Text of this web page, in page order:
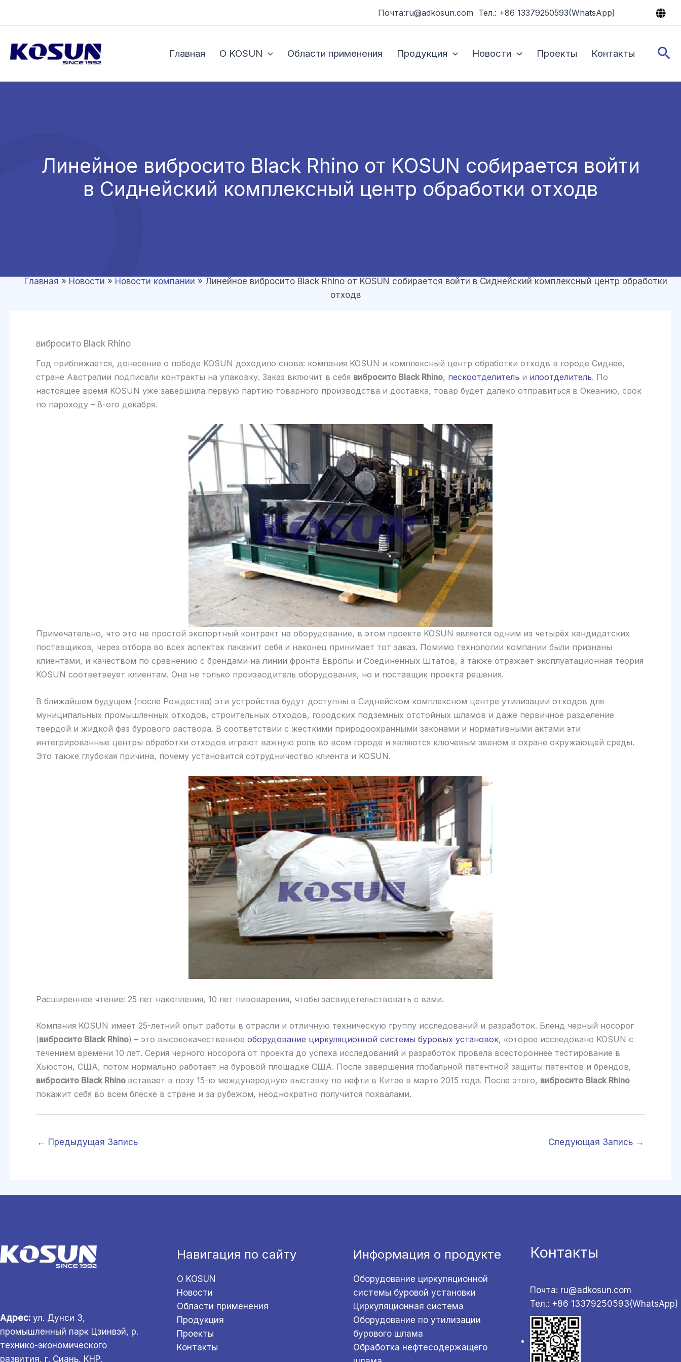
Почта:ru@adkosun.com Тел.: +86 13379250593(WhatsApp)
Главная О KOSUN Области применения Продукция Новости Проекты Контакты
Линейное вибросито Black Rhino от KOSUN собирается войти
в Сиднейский комплексный центр обработки отходв
Главная » Новости » Новости компании » Линейное вибросито Black Rhino от KOSUN собирается войти в Сиднейский комплексный центр обработки
отходв
вибросито Black Rhino
Год приближается, донесение о победе KOSUN доходило снова: компания KOSUN и комплексный центр обработки отходв в городе Сиднее,
стране Австралии подписали контракты на упаковку. Заказ включит в себя вибросито Black Rhino, пескоотделитель и илоотделитель. По
настоящее время KOSUN уже завершила первую партию товарного производства и доставка, товар будет далеко отправиться в Океанию, срок
по пароходу – 8-ого декабря.
Примечательно, что это не простой экспортный контракт на оборудование, в этом проекте KOSUN является одним из четырёх кандидатских
поставщиков, через отбора во всех аспектах пакажит себя и наконец принимает тот заказ. Помимо технологии компании были признаны
клиентами, и качеством по сравнению с брендами на линии фронта Европы и Соединенных Штатов, а также отражает эксплуатационная теория
KOSUN соответвеует клиентам. Она не только производитель оборудования, но и поставщик проекта решения.
В ближайшем будущем (после Рождества) эти устройства будут доступны в Сиднейском комплексном центре утилизации отходов для
муниципальных промышленных отходов, строительных отходов, городских подземных отстойных шламов и даже первичное разделение
твердой и жидкой фаз бурового раствора. В соответствии с жесткими природоохранными законами и нормативными актами эти
интегрированные центры обработки отходов играют важную роль во всем городе и являются ключевым звеном в охране окружающей среды.
Это также глубокая причина, почему установится сотрудничество клиента и KOSUN.
Расширенное чтение: 25 лет накопления, 10 лет пивоварения, чтобы засвидетельствовать с вами.
Компания KOSUN имеет 25-летний опыт работы в отрасли и отличную техническую группу исследований и разработок. Бленд черный носорог
(вибросито Black Rhino) – это высококачественное оборудование циркуляционной системы буровых установок, которое исследовано KOSUN с
течением времени 10 лет. Серия черного носорога от проекта до успеха исследований и разработок провела всестороннее тестирование в
Хьюстон, США, потом нормально работает на буровой площадке США. После завершения глобальной патентной защиты патентов и брендов,
вибросито Black Rhino вставает в позу 15-ю международную выставку по нефти в Китае в марте 2015 года. После этого, вибросито Black Rhino
покажит себя во всем блеске в стране и за рубежом, неоднократно получится похвалами.
← Предыдущая Запись Следующая Запись →
Адрес: ул. Дунси 3,
промышленный парк Цзинвэй, р.
технико-экономического
развития, г. Сиань, КНР.
Навигация по сайту
О KOSUN
Новости
Области применения
Продукция
Проекты
Контакты
Информация о продукте
Оборудование циркуляционной
системы буровой установки
Циркуляционная система
Оборудование по утилизации
бурового шлама
Обработка нефтесодержащего
Контакты
Почта: ru@adkosun.com
Тел.: +86 13379250593(WhatsApp)